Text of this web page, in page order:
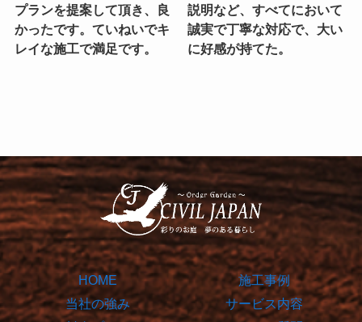
プランを提案して頂き、良
かったです。ていねいでキ
レイな施工で満足です。
説明など、すべてにおいて
誠実で丁寧な対応で、大い
に好感が持てた。
HOME
施工事例
当社の強み
サービス内容